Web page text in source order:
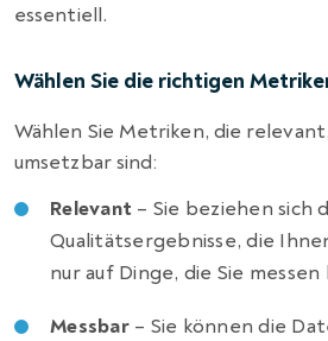
essentiell.
Wählen Sie die richtigen
Wählen Sie Metriken, die
umsetzbar sind:
Relevant – Sie beziehen sich
Qualitätsergebnisse, die
nur auf Dinge, die Sie
Messbar– Sie können die